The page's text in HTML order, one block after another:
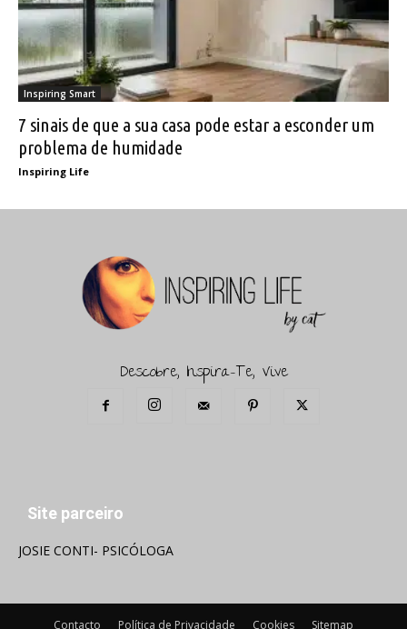
Inspiring Smart
7 sinais de que a sua casa pode estar a esconder um
problema de humidade
Inspiring Life
Descobre, Inspira-Te, Vive
Site parceiro
JOSIE CONTI- PSICÓLOGA
Contacto Política de Privacidade Cookies Sitemap